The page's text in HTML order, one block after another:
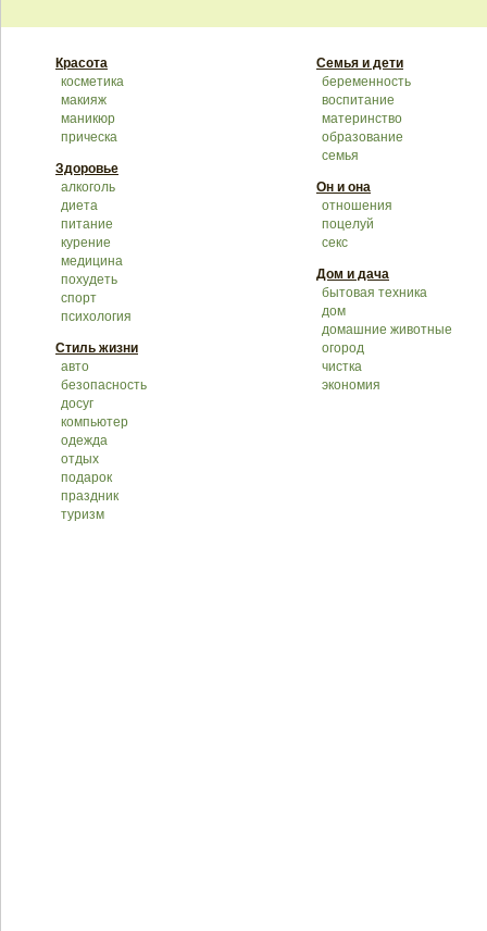
Красота
косметика
макияж
маникюр
прическа
Здоровье
алкоголь
диета
питание
курение
медицина
похудеть
спорт
психология
Стиль жизни
авто
безопасность
досуг
компьютер
одежда
отдых
подарок
праздник
туризм
Семья и дети
беременность
воспитание
материнство
образование
семья
Он и она
отношения
поцелуй
секс
Дом и дача
бытовая техника
дом
домашние животные
огород
чистка
экономия